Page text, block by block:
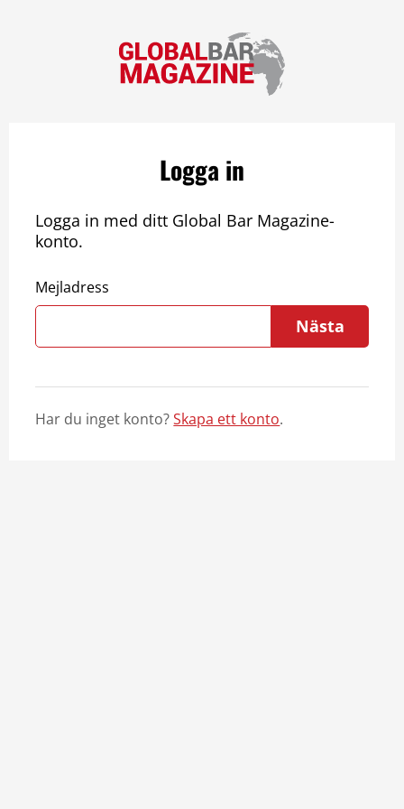
Logga in
Logga in med ditt Global Bar Magazine-
konto.
Mejladress
Nästa
Har du inget konto?Skapa ett konto.